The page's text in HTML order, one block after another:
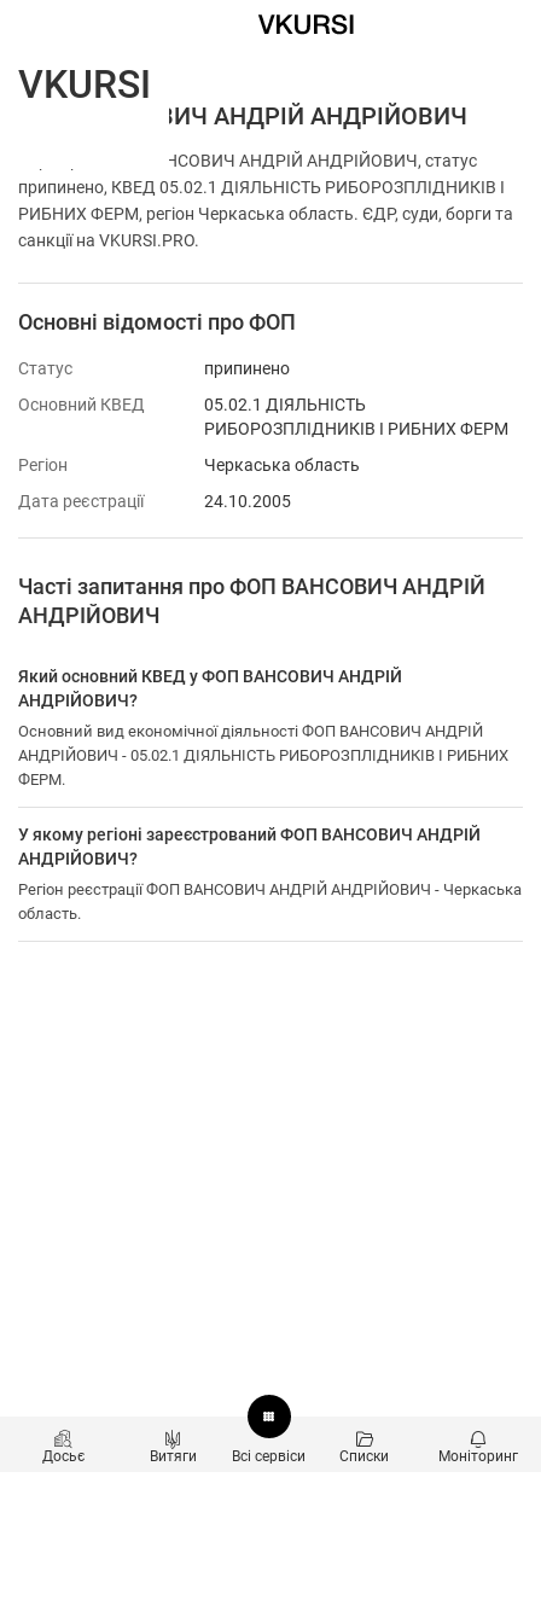
ФОП ВАНСОВИЧ АНДРІЙ АНДРІЙОВИЧ
Перевірка ФОП ВАНСОВИЧ АНДРІЙ АНДРІЙОВИЧ, статус
припинено, КВЕД 05.02.1 ДІЯЛЬНІСТЬ РИБОРОЗПЛІДНИКІВ І
РИБНИХ ФЕРМ, регіон Черкаська область. ЄДР, суди, борги та
санкції на VKURSI.PRO.
Основні відомості про ФОП
Статус
припинено
Основний КВЕД
05.02.1 ДІЯЛЬНІСТЬ
РИБОРОЗПЛІДНИКІВ І РИБНИХ ФЕРМ
Регіон
Черкаська область
Дата реєстрації
24.10.2005
Часті запитання про ФОП ВАНСОВИЧ АНДРІЙ
АНДРІЙОВИЧ
Який основний КВЕД у ФОП ВАНСОВИЧ АНДРІЙ
АНДРІЙОВИЧ?
Основний вид економічної діяльності ФОП ВАНСОВИЧ АНДРІЙ
АНДРІЙОВИЧ - 05.02.1 ДІЯЛЬНІСТЬ РИБОРОЗПЛІДНИКІВ І РИБНИХ
ФЕРМ.
У якому регіоні зареєстрований ФОП ВАНСОВИЧ АНДРІЙ
АНДРІЙОВИЧ?
Регіон реєстрації ФОП ВАНСОВИЧ АНДРІЙ АНДРІЙОВИЧ - Черкаська
область.
Досьє Витяги Всі сервіси Списки Моніторинг
VKURSI